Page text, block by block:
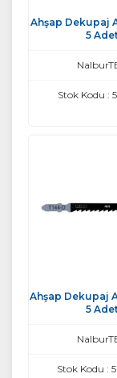
Ahşap Dekupaj
5
Stok Kodu :
Ahşap Dekupaj
5
Stok Kodu :